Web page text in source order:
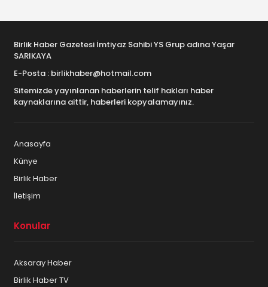
Birlik Haber Gazetesi İmtiyaz Sahibi YS Grup adına Yaşar
SARIKAYA
E-Posta : birlikhaber@hotmail.com
Sitemizde yayınlanan haberlerin telif hakları haber
kaynaklarına aittir, haberleri kopyalamayınız.
Anasayfa
Künye
Birlik Haber
İletişim
Konular
Aksaray Haber
Birlik Haber TV